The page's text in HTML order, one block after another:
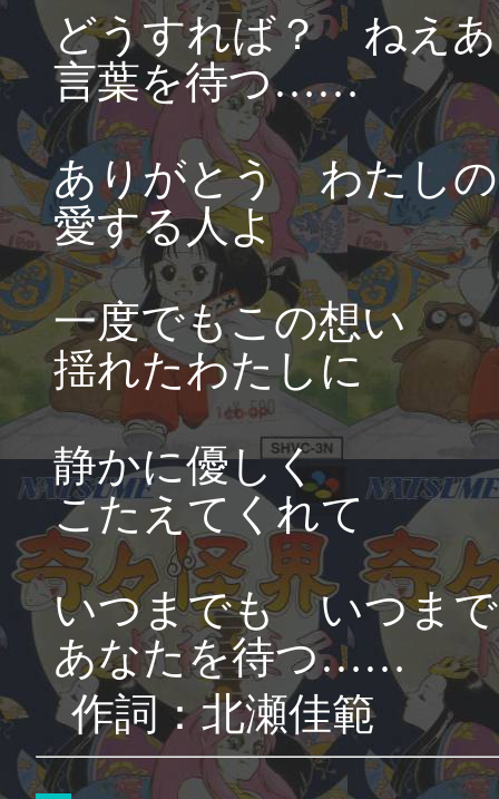
どうすれば？ ねえ
言葉を待つ……
ありがとう わたしの
愛する人よ
一度でもこの想い
揺れたわたしに
静かに優しく
こたえてくれて
いつまでも いつま
あなたを待つ……
作詞：北瀬佳範